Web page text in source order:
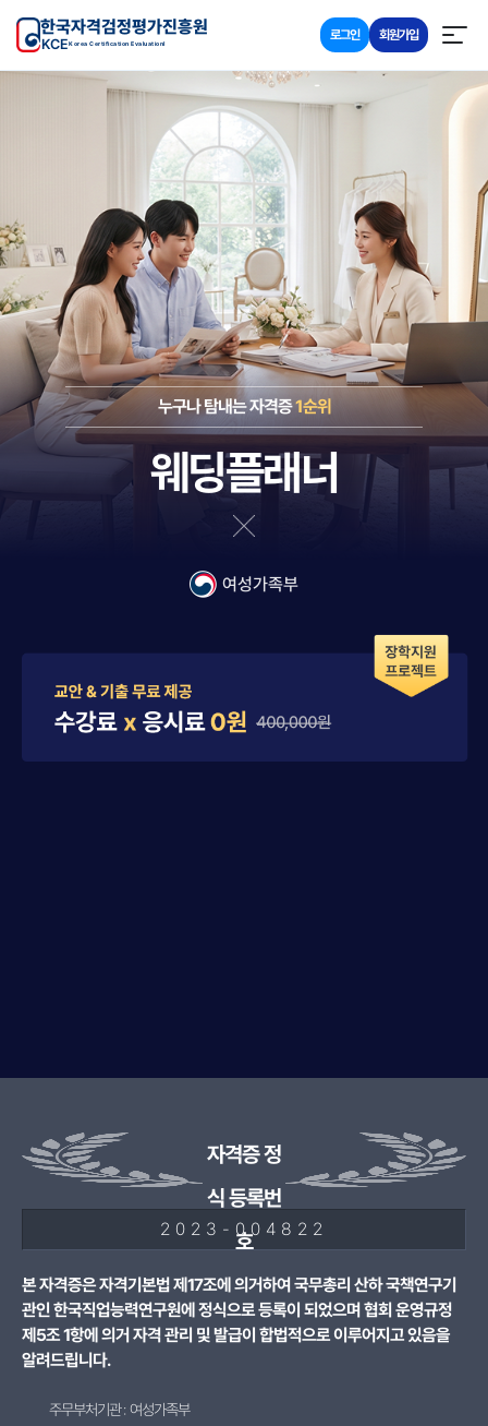
한국자격검정평가진흥원
KCEKorea Certification Evaluationl
로그인 회원가입
누구나 탐내는 자격증1순위
웨딩플래너
여성가족부
자격증 정
식 등록번
호
2023-004822
본 자격증은 자격기본법 제17조에 의거하여 국무총리 산하 국책연구기
관인 한국직업능력연구원에 정식으로 등록이 되었으며 협회 운영규정
제5조 1항에 의거 자격 관리 및 발급이 합법적으로 이루어지고 있음을
알려드립니다.
주무부처기관 : 여성가족부